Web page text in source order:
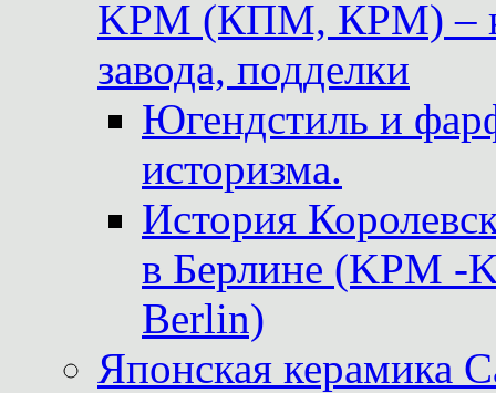
KPM (КПМ, КРМ) –
завода, подделки
Югендстиль и
историзма.
История
в Берлине (KPM -
Berlin)
Японская керамика